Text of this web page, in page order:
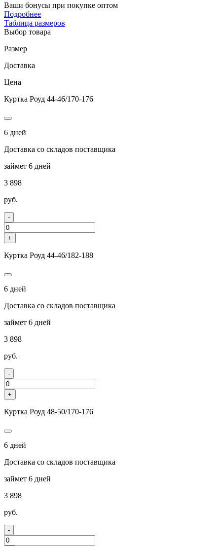
Ваши бонусы при покупке оптом
Подробнее
Таблица размеров
Выбор товара
Размер
Доставка
Цена
Куртка Роуд 44-46/170-176
6 дней
Доставка со складов поставщика
займет 6 дней
3 898
руб.
-
+
Куртка Роуд 44-46/182-188
6 дней
Доставка со складов поставщика
займет 6 дней
3 898
руб.
-
+
Куртка Роуд 48-50/170-176
6 дней
Доставка со складов поставщика
займет 6 дней
3 898
руб.
-